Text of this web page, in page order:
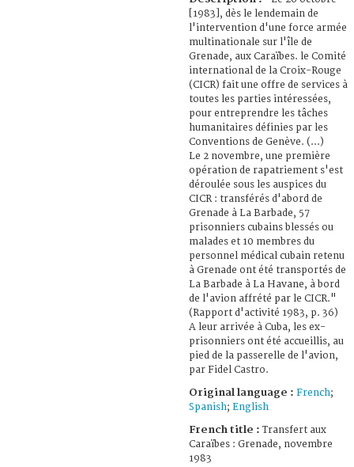
[1983], dès le lendemain de
l'intervention d'une force armée
multinationale sur l'île de
Grenade, aux Caraïbes. le Comité
international de la Croix-Rouge
(CICR) fait une offre de services à
toutes les parties intéressées,
pour entreprendre les tâches
humanitaires définies par les
Conventions de Genève. (...)
Le 2 novembre, une première
opération de rapatriement s'est
déroulée sous les auspices du
CICR : transférés d'abord de
Grenade à La Barbade, 57
prisonniers cubains blessés ou
malades et 10 membres du
personnel médical cubain retenu
à Grenade ont été transportés de
La Barbade à La Havane, à bord
de l'avion affrété par le CICR."
(Rapport d'activité 1983, p. 36)
A leur arrivée à Cuba, les ex-
prisonniers ont été accueillis, au
pied de la passerelle de l'avion,
par Fidel Castro.
Original language : French;
Spanish; English
French title : Transfert aux
Caraïbes : Grenade, novembre
1983